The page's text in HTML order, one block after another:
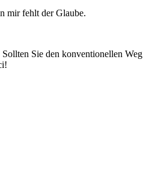
mir fehlt der Glaube.
Sie den konventionellen